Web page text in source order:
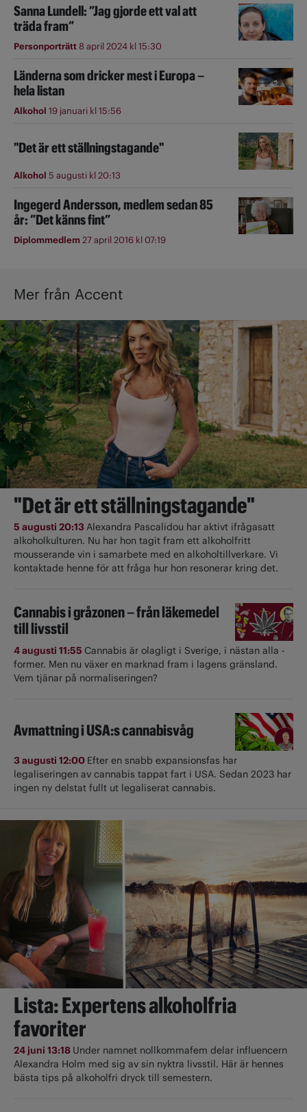
Sanna Lundell: ”Jag gjorde ett val att
träda fram”
Personporträtt8 april 2024 kl 15:30
Länderna som dricker mest i Europa –
hela listan
Alkohol 19 januari kl 15:56
"Det är ett ställningstagande"
Alkohol 5 augusti kl 20:13
Ingegerd Andersson, medlem sedan 85
år: ”Det känns fint”
Diplommedlem27 april 2016 kl 07:19
Mer från Accent
"Det är ett ställningstagande"
5 augusti 20:13Alexandra Pascalidou har aktivt ifrågasatt
alkoholkulturen. Nu har hon tagit fram ett alkoholfritt
mousserande vin i samarbete med en alkoholtillverkare. Vi
kontaktade henne för att fråga hur hon resonerar kring det.
Cannabis i gråzonen – från läkemedel
till livsstil
4 augusti 11:55 Cannabis är olagligt i ­Sverige, i nästan alla ­
former. Men nu växer en marknad fram i lagens gränsland.
Vem tjänar på normaliseringen?
Avmattning i USA:s cannabisvåg
3 augusti 12:00 Efter en snabb expansionsfas har
legaliseringen av cannabis tappat fart i USA. Sedan 2023 har
ingen ny delstat fullt ut ­legaliserat cannabis.
Lista: Expertens alkoholfria
favoriter
24 juni 13:18 Under namnet nollkommafem delar influencern
Alexandra Holm med sig av sin nyktra livsstil. Här är hennes
bästa tips på alkoholfri dryck till semestern.